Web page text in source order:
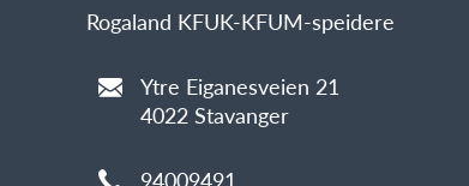
Rogaland KFUK-KFUM-speidere
Ytre Eiganesveien 21
4022 Stavanger
94009491